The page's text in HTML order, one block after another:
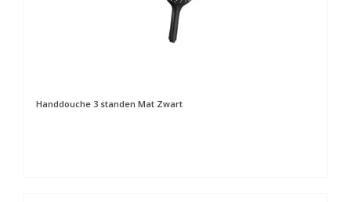
Handdouche 3 standen Mat Zwart